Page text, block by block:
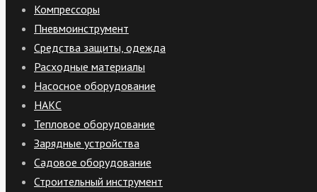
Компрессоры
Пневмоинструмент
Средства защиты, одежда
Расходные материалы
Насосное оборудование
НАКС
Тепловое оборудование
Зарядные устройства
Садовое оборудование
Строительный инструмент